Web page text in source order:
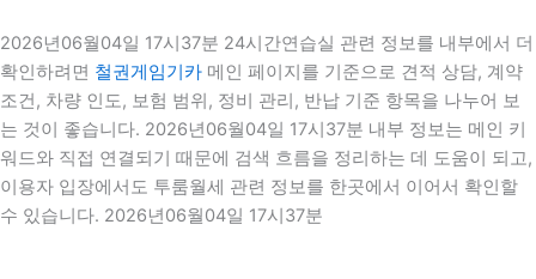
2026년06월04일 17시37분 24시간연습실 관련 정보를 내부에서 더
확인하려면 철권게임기카 메인 페이지를 기준으로 견적 상담, 계약
조건, 차량 인도, 보험 범위, 정비 관리, 반납 기준 항목을 나누어 보
는 것이 좋습니다. 2026년06월04일 17시37분 내부 정보는 메인 키
워드와 직접 연결되기 때문에 검색 흐름을 정리하는 데 도움이 되고,
이용자 입장에서도 투룸월세 관련 정보를 한곳에서 이어서 확인할
수 있습니다. 2026년06월04일 17시37분